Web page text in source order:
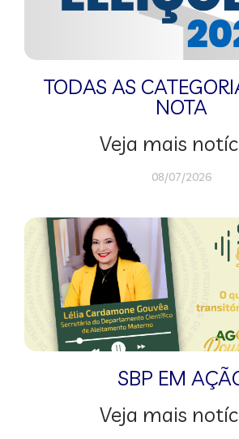
TODAS AS
NOTA
Veja mais
08/07/2026
SBP EM
Veja mais